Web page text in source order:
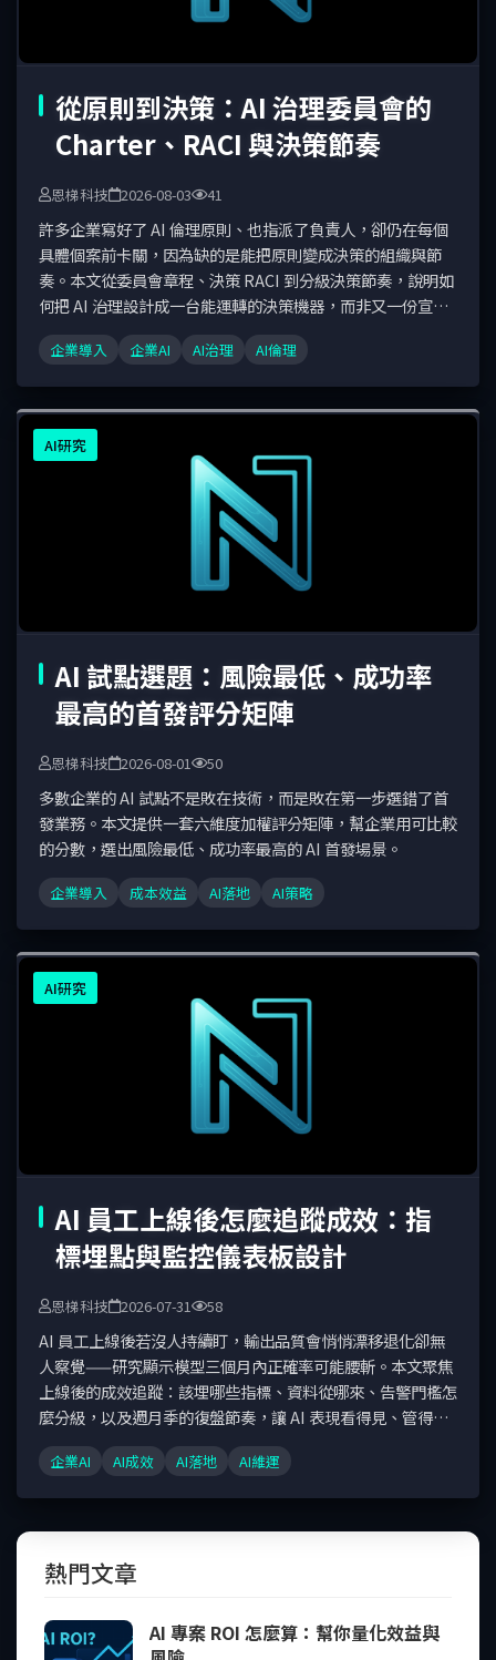
從原則到決策：AI 治理委員會的
Charter、RACI 與決策節奏
恩梯科技 2026-08-03 41
許多企業寫好了 AI 倫理原則、也指派了負責人，卻仍在每個
具體個案前卡關，因為缺的是能把原則變成決策的組織與節
奏。本文從委員會章程、決策 RACI 到分級決策節奏，說明如
何把 AI 治理設計成一台能運轉的決策機器，而非又一份宣
企業導入 企業AI AI治理 AI倫理
AI研究
AI 試點選題：風險最低、成功率
最高的首發評分矩陣
恩梯科技 2026-08-01 50
多數企業的 AI 試點不是敗在技術，而是敗在第一步選錯了首
發業務。本文提供一套六維度加權評分矩陣，幫企業用可比較
的分數，選出風險最低、成功率最高的 AI 首發場景。
企業導入 成本效益 AI落地 AI策略
AI研究
AI 員工上線後怎麼追蹤成效：指
標埋點與監控儀表板設計
恩梯科技 2026-07-31 58
AI 員工上線後若沒人持續盯，輸出品質會悄悄漂移退化卻無
人察覺——研究顯示模型三個月內正確率可能腰斬。本文聚焦
上線後的成效追蹤：該埋哪些指標、資料從哪來、告警門檻怎
麼分級，以及週月季的復盤節奏，讓 AI 表現看得見、管得
企業AI AI成效 AI落地 AI維運
熱門文章
AI 專案 ROI 怎麼算：幫你量化效益與